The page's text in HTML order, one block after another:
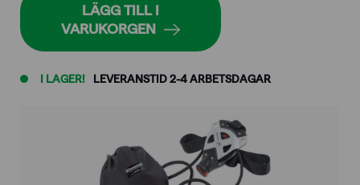
I LAGER! LEVERANSTID 2-4 ARBETSDAGAR
LÄGG TILL I
VARUKORGEN